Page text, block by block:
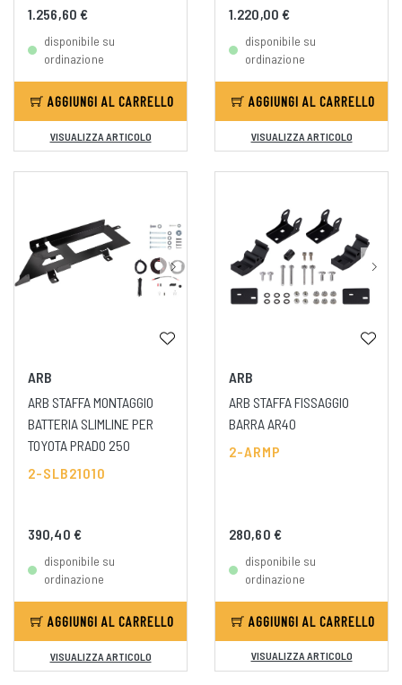
1.256,60 €
disponibile su
ordinazione
AGGIUNGI AL CARRELLO
VISUALIZZA ARTICOLO
1.220,00 €
disponibile su
ordinazione
AGGIUNGI AL CARRELLO
VISUALIZZA ARTICOLO
ARB
ARB STAFFA MONTAGGIO
BATTERIA SLIMLINE PER
TOYOTA PRADO 250
2-SLB21010
390,40 €
disponibile su
ordinazione
AGGIUNGI AL CARRELLO
VISUALIZZA ARTICOLO
ARB
ARB STAFFA FISSAGGIO
BARRA AR40
2-ARMP
280,60 €
disponibile su
ordinazione
AGGIUNGI AL CARRELLO
VISUALIZZA ARTICOLO